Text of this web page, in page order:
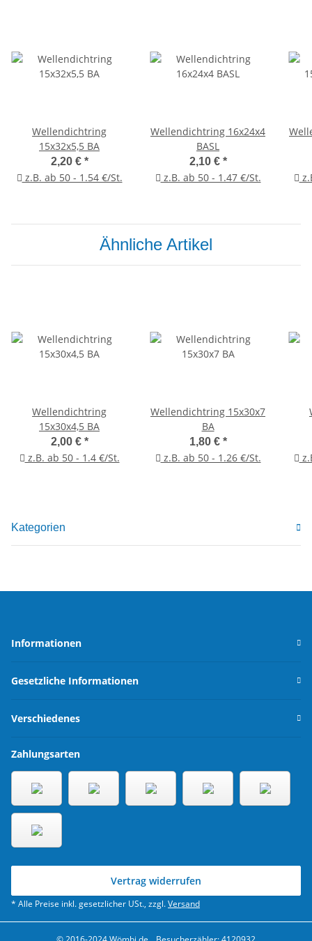
Wellendichtring
15x32x5,5 BA
2,20 € *
z.B. ab 50 - 1.54 €/St.
Wellendichtring 16x24x4
BASL
2,10 € *
z.B. ab 50 - 1.47 €/St.
Ähnliche Artikel
Wellendichtring
15x30x4,5 BA
2,00 € *
z.B. ab 50 - 1.4 €/St.
Wellendichtring 15x30x7
BA
1,80 € *
z.B. ab 50 - 1.26 €/St.
Kategorien
Informationen
Gesetzliche Informationen
Verschiedenes
Zahlungsarten
Vertrag widerrufen
* Alle Preise inkl. gesetzlicher USt., zzgl.Versand